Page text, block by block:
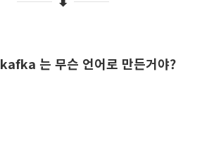
kafka 는 무슨 언어로 만든거야?